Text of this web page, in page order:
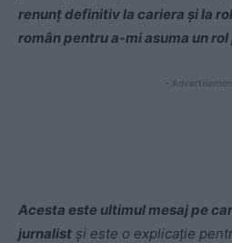
renunț definitiv la cariera și la
român pentru a-mi asuma un
-
Acesta este ultimul mesaj pe
jurnalist și este o explicație